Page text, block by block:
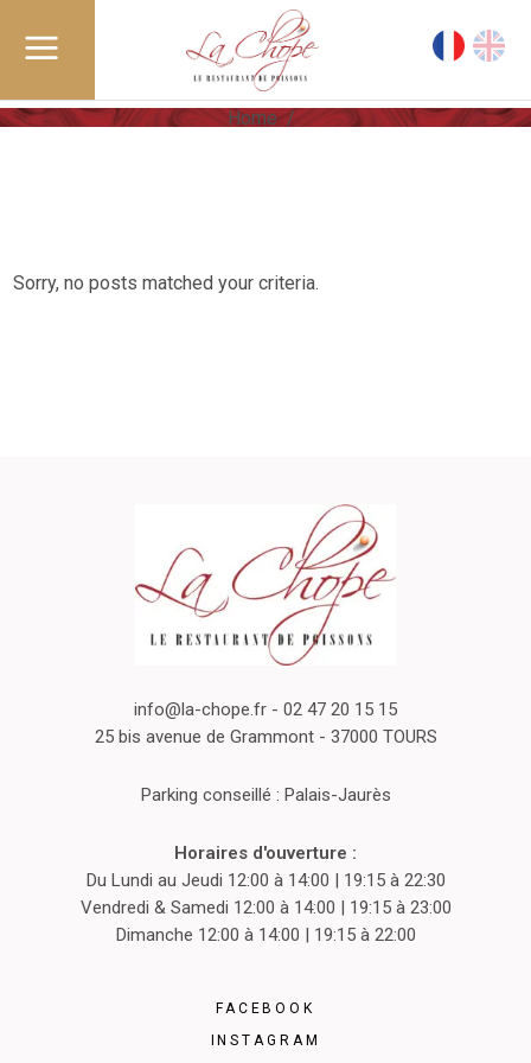
Home/
Sorry, no posts matched your criteria.
info@la-chope.fr - 02 47 20 15 15
25 bis avenue de Grammont - 37000 TOURS
Parking conseillé : Palais-Jaurès
Horaires d'ouverture :
Du Lundi au Jeudi 12:00 à 14:00 | 19:15 à 22:30
Vendredi & Samedi 12:00 à 14:00 | 19:15 à 23:00
Dimanche 12:00 à 14:00 | 19:15 à 22:00
FACEBOOK
INSTAGRAM